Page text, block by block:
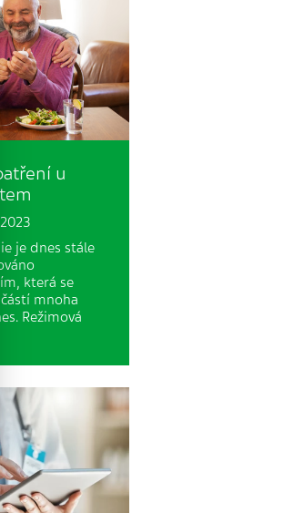
u
je dnes stále
která se
mnoha
Režimová